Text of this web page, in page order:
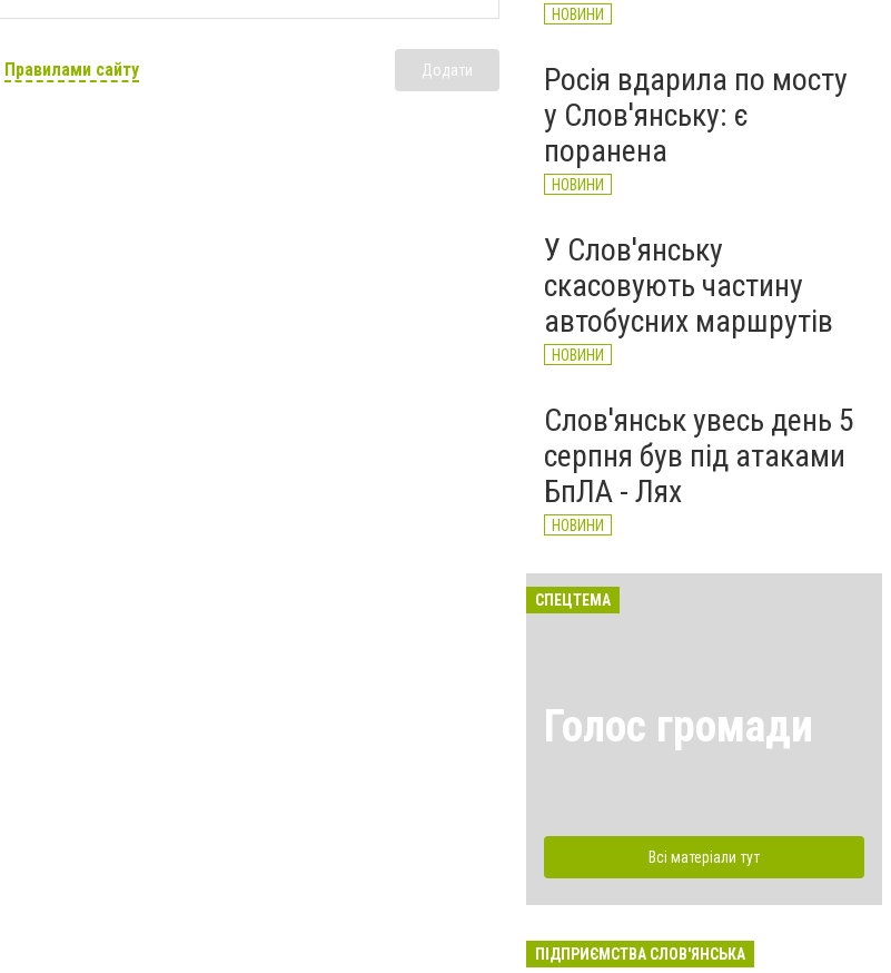
Правилами сайту Додати
НОВИНИ
Росія вдарила по мосту
у Слов'янську: є
поранена
НОВИНИ
У Слов'янську
скасовують частину
автобусних маршрутів
НОВИНИ
Слов'янськ увесь день 5
серпня був під атаками
БпЛА - Лях
НОВИНИ
СПЕЦТЕМА
Голос громади
Всі матеріали тут
ПІДПРИЄМСТВА СЛОВ'ЯНСЬКА